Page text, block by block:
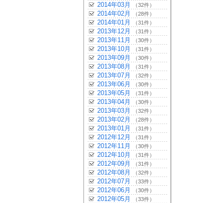
2014年03月 （32件）
2014年02月 （28件）
2014年01月 （31件）
2013年12月 （31件）
2013年11月 （30件）
2013年10月 （31件）
2013年09月 （30件）
2013年08月 （31件）
2013年07月 （32件）
2013年06月 （30件）
2013年05月 （31件）
2013年04月 （30件）
2013年03月 （32件）
2013年02月 （28件）
2013年01月 （31件）
2012年12月 （31件）
2012年11月 （30件）
2012年10月 （31件）
2012年09月 （31件）
2012年08月 （32件）
2012年07月 （33件）
2012年06月 （30件）
2012年05月 （33件）